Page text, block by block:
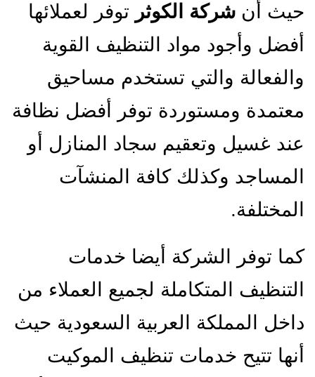
حيث أن شركة الكوثر توفر لعملائها
أفضل وأجود مواد التنظيف القوية
والفعالة والتي تستخدم مساحيق
معتمدة ومستوردة توفر أفضل نظافة
عند غسيل وتعقيم سجاد المنازل أو
المساجد وكذلك كافة المنشآت
المختلفة.
كما توفر الشركة أيضا خدمات
التنظيف المتكاملة لجميع العملاء من
داخل المملكة العربية السعودية حيث
أنها تتيح خدمات تنظيف الموكيت